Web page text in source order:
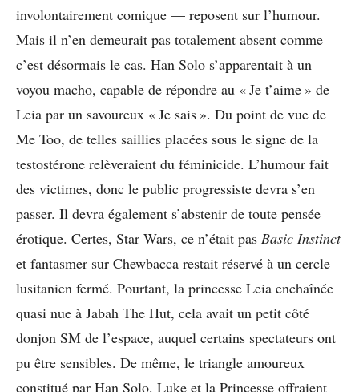
involontairement comique — reposent sur l’humour.
Mais il n’en demeurait pas totalement absent comme
c’est désormais le cas. Han Solo s’apparentait à un
voyou macho, capable de répondre au « Je t’aime » de
Leia par un savoureux « Je sais ». Du point de vue de
Me Too, de telles saillies placées sous le signe de la
testostérone relèveraient du féminicide. L’humour fait
des victimes, donc le public progressiste devra s’en
passer. Il devra également s’abstenir de toute pensée
érotique. Certes, Star Wars, ce n’était pas Basic Instinct
et fantasmer sur Chewbacca restait réservé à un cercle
lusitanien fermé. Pourtant, la princesse Leia enchaînée
quasi nue à Jabah The Hut, cela avait un petit côté
donjon SM de l’espace, auquel certains spectateurs ont
pu être sensibles. De même, le triangle amoureux
constitué par Han Solo, Luke et la Princesse offraient